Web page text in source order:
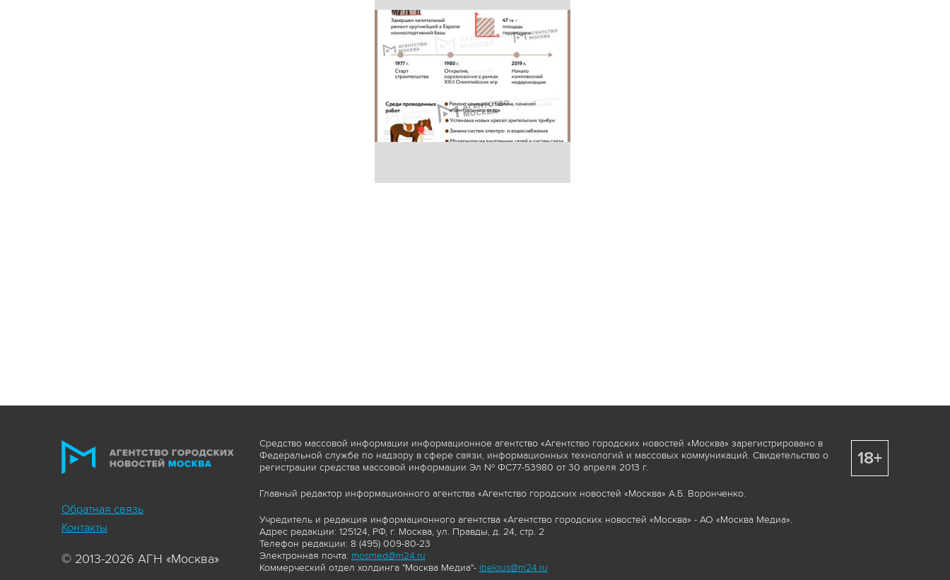
Обратная связь
Контакты
© 2013-2026 АГН «Москва»
Средство массовой информации информационное агентство «Агентство городских новостей «Москва» зарегистрировано в
Федеральной службе по надзору в сфере связи, информационных технологий и массовых коммуникаций. Свидетельство о
регистрации средства массовой информации Эл № ФС77-53980 от 30 апреля 2013 г.
Главный редактор информационного агентства «Агентство городских новостей «Москва» А.Б. Воронченко.
Учредитель и редакция информационного агентства «Агентство городских новостей «Москва» - АО «Москва Медиа».
Адрес редакции: 125124, РФ, г. Москва, ул. Правды, д. 24, стр. 2
Телефон редакции: 8 (495) 009-80-23
Электронная почта: mosmed@m24.ru
Коммерческий отдел холдинга "Москва Медиа"- ibelous@m24.ru
18+